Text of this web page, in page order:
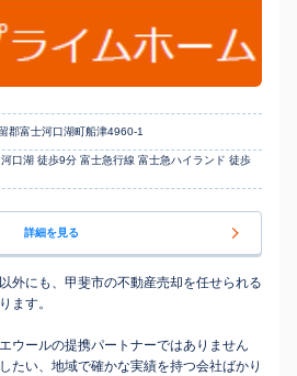
郡富士河口湖町船津4960-1
口湖 徒歩9分 富士急行線 富士急ハイランド 徒歩
詳細を見る
外にも、甲斐市の不動産売却を任せられる
ます。
ウールの提携パートナーではありません
たい、地域で確かな実績を持つ会社ばかり